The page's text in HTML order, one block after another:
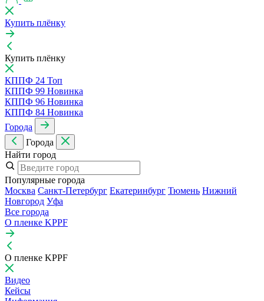
Купить плёнку
Купить плёнку
КППФ 24 Топ
КППФ 99 Новинка
КППФ 96 Новинка
КППФ 84 Новинка
Города
Города
Найти город
Популярные города
Москва Санкт-Петербур Екатеринбур Тюмень Нижний
Новгород Уфа
Все города
О пленке KPPF
О пленке KPPF
Видео
Кейсы